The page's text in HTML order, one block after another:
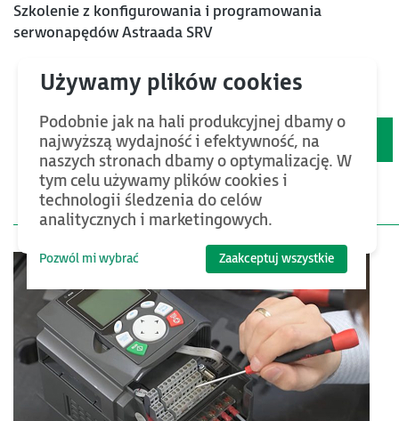
Szkolenie z konfigurowania i programowania
serwonapędów Astraada SRV
48osób ukończyło już szkolenie.
Sprawdź szczegóły i cenę
Podobnie jak na hali produkcyjnej dbamy o
najwyższą wydajność i efektywność, na
naszych stronach dbamy o optymalizację. W
tym celu używamy plików cookies i
technologii śledzenia do celów
analitycznych i marketingowych.
Pozwól mi wybrać Zaakceptuj wszystkie